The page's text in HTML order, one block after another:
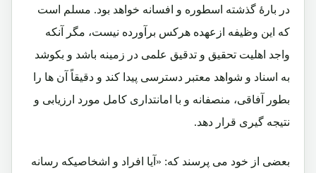
در بارۀ گذشته اسطوره و افسانه خواهد بود. مسلم است
که این وظیفه ازعهده هرکس برآورده نیست، مگر آنکه
واجد اهلیت تحقیق و تدقیق علمی در زمینه باشد و بکوشد
به اسناد و شواهد معتبر دسترسی پیدا کند و دقیقاً آن ها را
بطور آفاقی، منصفانه و با امانتداری کامل مورد ارزیابی و
نتیجه گیری قرار دهد.
بعضی از خود می پرسند که: «آیا افراد و اشخاصیکه رسانه